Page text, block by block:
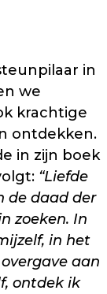
in
we
krachtige
ontdekken.
in zijn boek
“Liefde
de daad der
zoeken. In
in het
aan
ontdek ik